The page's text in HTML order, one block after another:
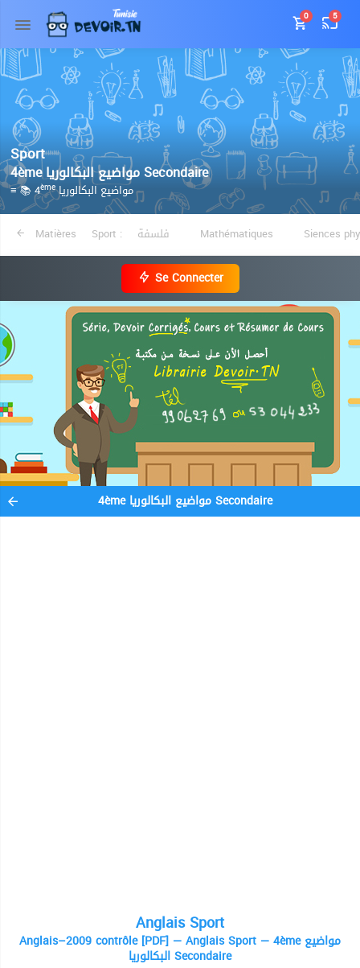
0 5
Sport
4ème مواضيع البكالوريا Secondaire
≡ 📚 4ème مواضيع البكالوريا
Matières Sport : فلسفة Mathématiques Siences
Se Connecter
4ème مواضيع البكالوريا Secondaire
Anglais Sport
Anglais–2009 contrôle [PDF] — Anglais Sport — 4ème مواضيع
البكالوريا Secondaire